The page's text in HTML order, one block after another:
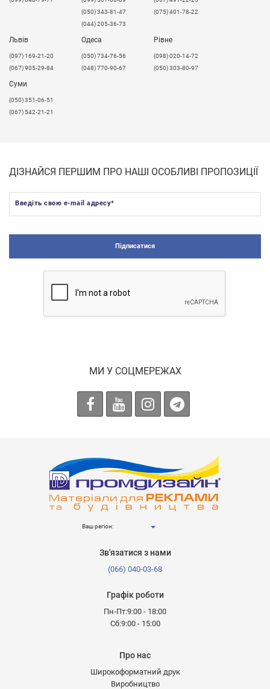
(050) 343-81-47
(044) 205-36-73
(075) 401-78-22
Львів
​(097) 169-21-20
(067) 905-29-84
Одеса
(050) 734-76-56
(048) 770-90-67
Рівне
(098) 020-14-72
(050) 303-80-97
Суми
(050) 351-06-51
(067) 542-21-21
ДІЗНАЙСЯ ПЕРШИМ ПРО НАШІ ОСОБЛИВІ ПРОПОЗИЦІЇ
Введіть свою e-mail адресу*
Підписатися
МИ У СОЦМЕРЕЖАХ
Ваш регіон:
Зв'язатися з нами
(066) 040-03-68
Графік роботи
Пн-Пт:9:00 - 18:00
Сб:9:00 - 15:00
Про нас
Широкоформатний друк
Виробництво